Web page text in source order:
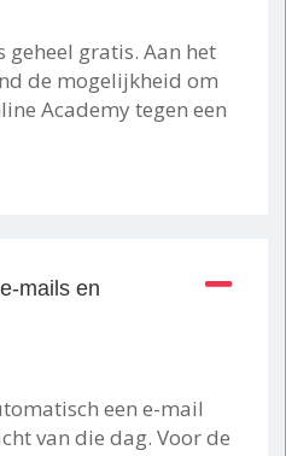
geheel gratis. Aan het
de mogelijkheid om
Academy tegen een
mails en
een e-mail
van die dag. Voor de